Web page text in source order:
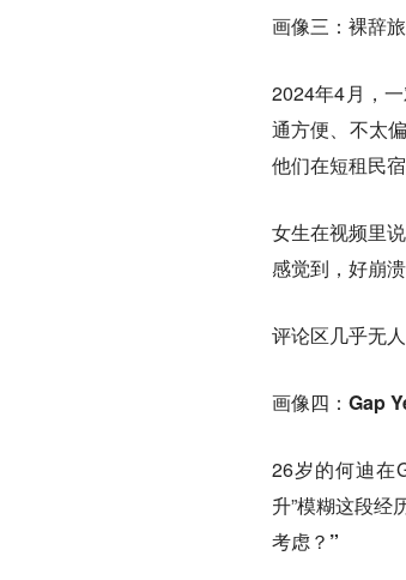
画像三：裸辞
2024年4月，
通方便、不太
他们在短租民
女生在视频里
感觉到，好崩溃
评论区几乎无
画像四：Gap
26岁的何迪在
升”模糊这段经
考虑？”